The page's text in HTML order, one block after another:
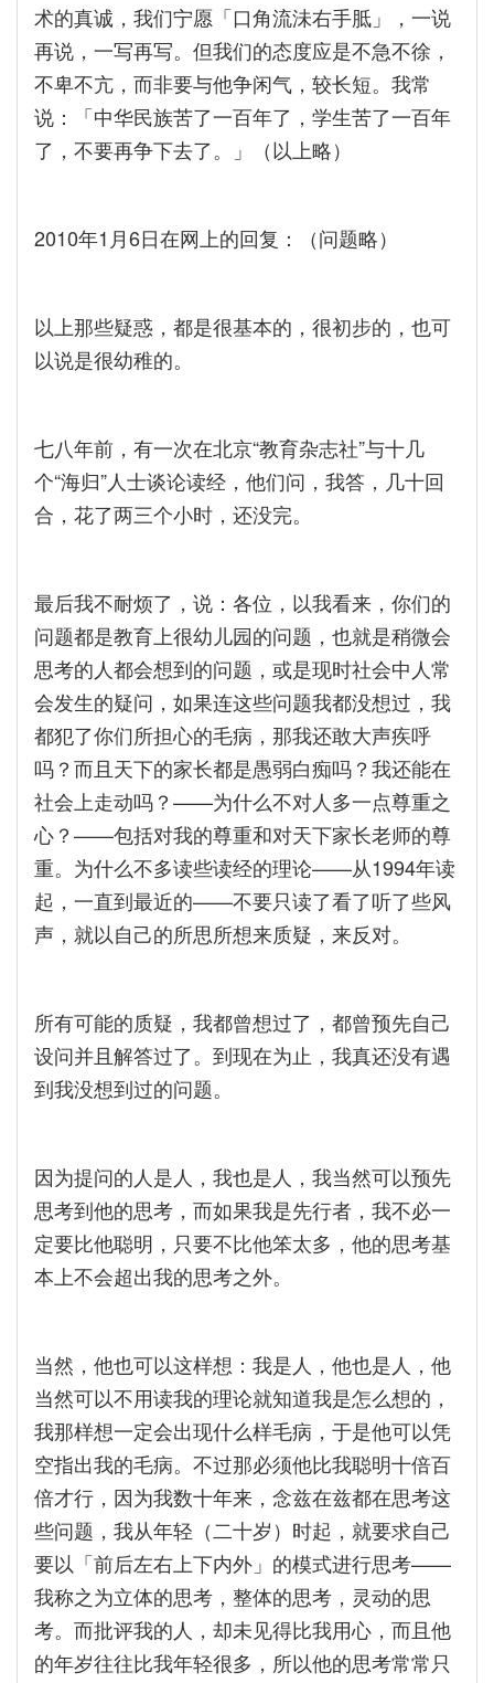
术的真诚，我们宁愿「口角流沬右手胝」，一说
再说，一写再写。但我们的态度应是不急不徐，
不卑不亢，而非要与他争闲气，较长短。我常
说：「中华民族苦了一百年了，学生苦了一百年
了，不要再争下去了。」（以上略）
2010年1月6日在网上的回复：（问题略）
以上那些疑惑，都是很基本的，很初步的，也可
以说是很幼稚的。
七八年前，有一次在北京“教育杂志社”与十几
个“海归”人士谈论读经，他们问，我答，几十回
合，花了两三个小时，还没完。
最后我不耐烦了，说：各位，以我看来，你们的
问题都是教育上很幼儿园的问题，也就是稍微会
思考的人都会想到的问题，或是现时社会中人常
会发生的疑问，如果连这些问题我都没想过，我
都犯了你们所担心的毛病，那我还敢大声疾呼
吗？而且天下的家长都是愚弱白痴吗？我还能在
社会上走动吗？——为什么不对人多一点尊重之
心？——包括对我的尊重和对天下家长老师的尊
重。为什么不多读些读经的理论——从1994年读
起，一直到最近的——不要只读了看了听了些风
声，就以自己的所思所想来质疑，来反对。
所有可能的质疑，我都曾想过了，都曾预先自己
设问并且解答过了。到现在为止，我真还没有遇
到我没想到过的问题。
因为提问的人是人，我也是人，我当然可以预先
思考到他的思考，而如果我是先行者，我不必一
定要比他聪明，只要不比他笨太多，他的思考基
本上不会超出我的思考之外。
当然，他也可以这样想：我是人，他也是人，他
当然可以不用读我的理论就知道我是怎么想的，
我那样想一定会出现什么样毛病，于是他可以凭
空指出我的毛病。不过那必须他比我聪明十倍百
倍才行，因为我数十年来，念兹在兹都在思考这
些问题，我从年轻（二十岁）时起，就要求自己
要以「前后左右上下内外」的模式进行思考——
我称之为立体的思考，整体的思考，灵动的思
考。而批评我的人，却未见得比我用心，而且他
的年岁往往比我年轻很多，所以他的思考常常只